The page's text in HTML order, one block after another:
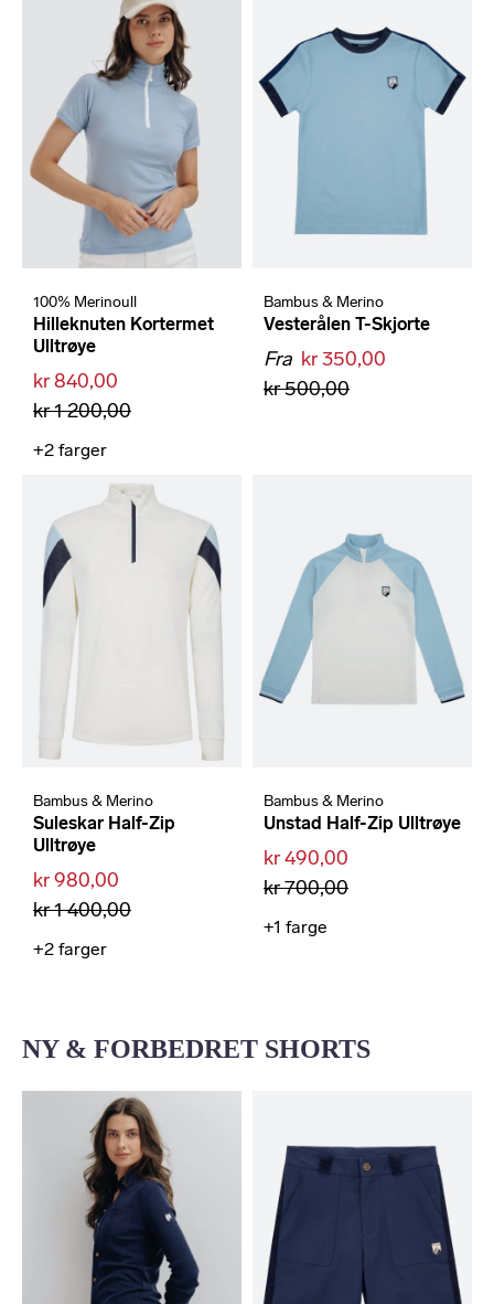
100% Merinoull
Hilleknuten Kortermet
Ulltrøye
kr 840,00
kr 1 200,00
+2 farger
Bambus & Merino
Vesterålen T-Skjorte
Fra kr 350,00
kr 500,00
Bambus & Merino
Suleskar Half-Zip
Ulltrøye
kr 980,00
kr 1 400,00
+2 farger
Bambus & Merino
Unstad Half-Zip Ulltrøye
kr 490,00
kr 700,00
+1 farge
NY & FORBEDRET SHORTS